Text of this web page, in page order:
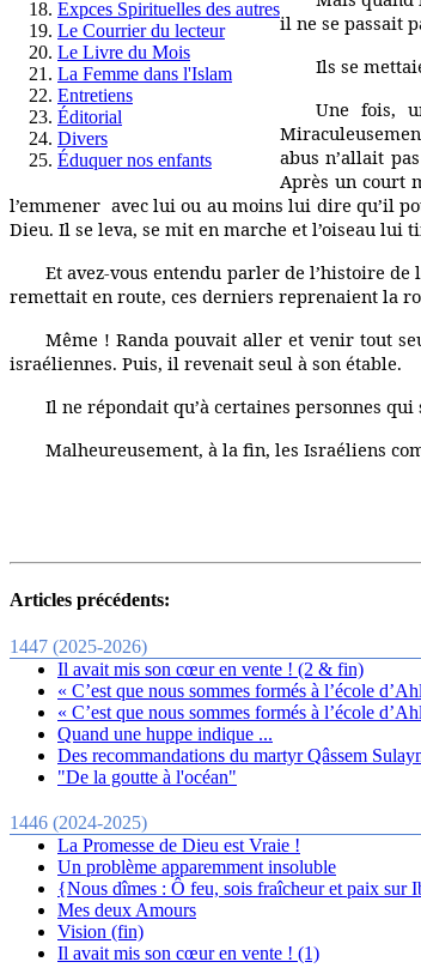
Expces Spirituelles des autres
Le Courrier du lecteur
Le Livre du Mois
La Femme dans l'Islam
Entretiens
Éditorial
Divers
Éduquer nos enfants
il ne se passait
Ils se
Une fois,
abus n’allait
Après un court
l’emmener avec lui ou au moins lui dire qu’il
Dieu. Il se leva, se mit en marche et l’oiseau lui
Et avez-vous entendu parler de l’histoire
remettait en route, ces derniers reprenaient la
Même ! Randa pouvait aller et venir tout
israéliennes. Puis, il revenait seul à son étable.
Il ne répondait qu’à certaines personnes
Malheureusement, à la fin, les Israéliens
Articles précédents:
1447 (2025-2026)
Il avait mis son cœur en vente ! (2 & fin)
« C’est que nous sommes formés à l’école
« C’est que nous sommes formés à l’école
Quand une huppe indique ...
Des recommandations du martyr Qâssem
"De la goutte à l'océan"
1446 (2024-2025)
La Promesse de Dieu est Vraie !
Un problème apparemment insoluble
{Nous dîmes : Ô feu, sois fraîcheur et paix sur
Mes deux Amours
Vision (fin)
Il avait mis son cœur en vente ! (1)